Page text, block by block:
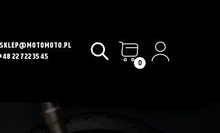
SKLEP@MOTOMOTO.PL
22 722 35 45 0